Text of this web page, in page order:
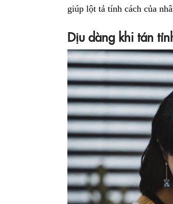
giúp lột tả tính cách của
Dịu dàng khi tán